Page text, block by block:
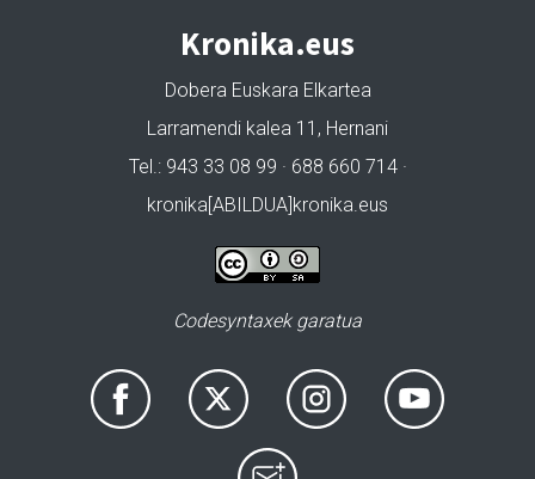
Kronika.eus
Dobera Euskara Elkartea
Larramendi kalea 11, Hernani
Tel.: 943 33 08 99 · 688 660 714 ·
kronika[ABILDUA]kronika.eus
Codesyntaxek garatua